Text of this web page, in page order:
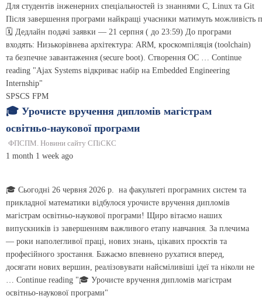
Для студентів інженерних спеціальностей із знаннями C, Linux та Git
Після завершення програми найкращі учасники матимуть можливість
🗓️ Дедлайн подачі заявки — 21 серпня ( до 23:59) До програми
входять: Низькорівнева архітектура: ARM, кроскомпіляція (toolchain)
та безпечне завантаження (secure boot). Створення ОС … Continue
reading "Ajax Systems відкриває набір на Embedded Engineering
Internship"
SPSCS FPM
🎓 Урочисте вручення дипломів магістрам
освітньо-наукової програми
ФПСПМ. Новини сайту СПіСКС
1 month 1 week ago
🎓 Сьогодні 26 червня 2026 р. на факультеті програмних систем та
прикладної математики відбулося урочисте вручення дипломів
магістрам освітньо-наукової програми! Щиро вітаємо наших
випускників із завершенням важливого етапу навчання. За плечима
— роки наполегливої праці, нових знань, цікавих проєктів та
професійного зростання. Бажаємо впевнено рухатися вперед,
досягати нових вершин, реалізовувати найсміливіші ідеї та ніколи не
… Continue reading "🎓 Урочисте вручення дипломів магістрам
освітньо-наукової програми"